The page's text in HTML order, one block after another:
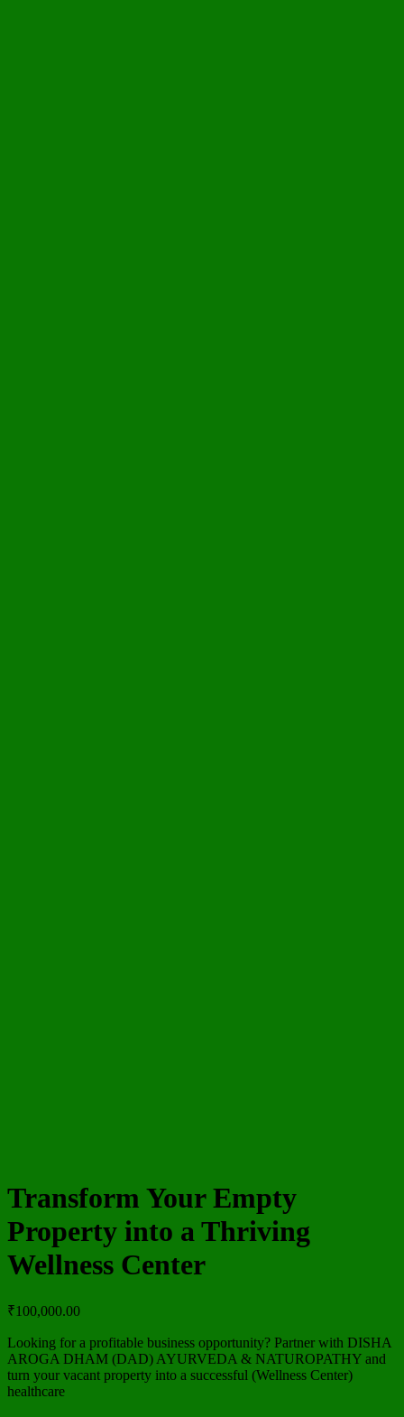
Transform Your Empty
Property into a Thriving
Wellness Center
₹100,000.00
Looking for a profitable business opportunity? Partner with DISHA
AROGA DHAM (DAD) AYURVEDA & NATUROPATHY and
turn your vacant property into a successful (Wellness Center)
healthcare